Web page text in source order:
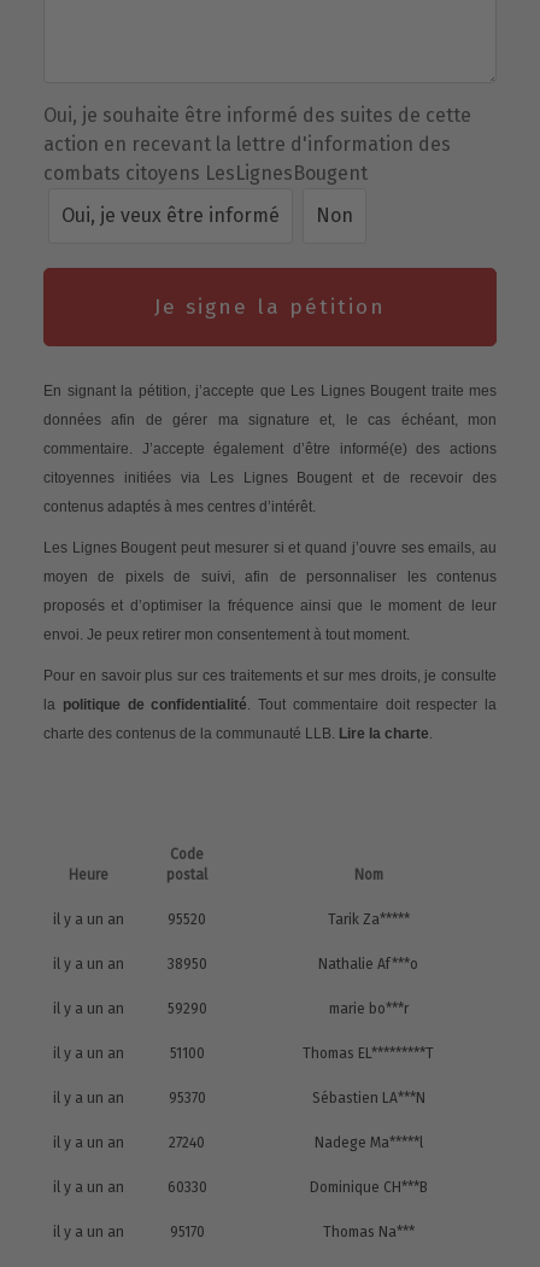
Oui, je souhaite être informé des suites de cette
action en recevant la lettre d'information des
combats citoyens LesLignesBougent
Oui, je veux être informé
Non
Je signe la pétition
En signant la pétition, j’accepte que Les Lignes Bougent traite mes
données afin de gérer ma signature et, le cas échéant, mon
commentaire. J’accepte également d’être informé(e) des actions
citoyennes initiées via Les Lignes Bougent et de recevoir des
contenus adaptés à mes centres d’intérêt.
Les Lignes Bougent peut mesurer si et quand j’ouvre ses emails, au
moyen de pixels de suivi, afin de personnaliser les contenus
proposés et d’optimiser la fréquence ainsi que le moment de leur
envoi. Je peux retirer mon consentement à tout moment.
Pour en savoir plus sur ces traitements et sur mes droits, je consulte
la politique de confidentialité. Tout commentaire doit respecter la
charte des contenus de la communauté LLB. Lire la charte.
Heure
Code
postal
Nom
il y a un an 95520 Tarik Za*****
il y a un an 38950 Nathalie Af***o
il y a un an 59290 marie bo***r
il y a un an 51100 Thomas EL*********T
il y a un an 95370 Sébastien LA***N
il y a un an 27240 Nadege Ma*****l
il y a un an 60330 Dominique CH***B
il y a un an 95170 Thomas Na***